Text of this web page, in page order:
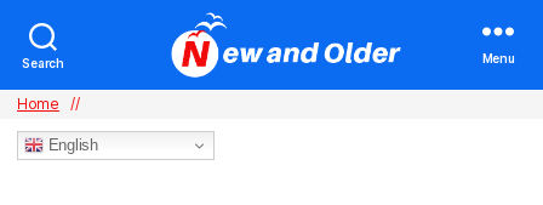
Search Menu
Home //
English